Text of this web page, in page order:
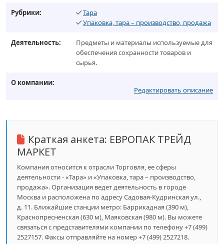
Рубрики:
Тара
Упаковка, тара – производство, продажа
Деятельность:
Предметы и материалы используемые для
обеспечения сохранности товаров и
сырья.
О компании:
Редактировать описание
Краткая анкета: ЕВРОПАК ТРЕЙД
МАРКЕТ
Компания относится к отрасли Торговля, ее сферы
деятельности - «Тара» и «Упаковка, тара – производство,
продажа». Организация ведет деятельность в городе
Москва и расположена по адресу Садовая-Кудринская ул.,
д. 11. Ближайшие станции метро: Баррикадная (390 м),
Краснопресненская (630 м), Маяковская (980 м). Вы можете
связаться с представителями компании по телефону +7 (499)
2527157. Факсы отправляйте на номер +7 (499) 2527218.